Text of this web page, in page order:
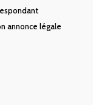
annonce légale